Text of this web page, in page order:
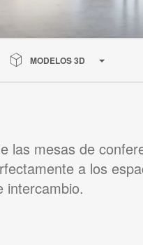
MODELOS 3D
las mesas de
a los
intercambio.